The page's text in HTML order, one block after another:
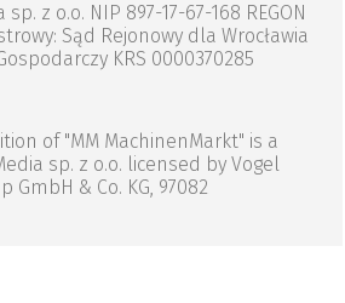
z o.o. NIP 897-17-67-168 REGON
Sąd Rejonowy dla Wrocławia
KRS 0000370285
of "MM MachinenMarkt" is a
sp. z o.o. licensed by Vogel
& Co. KG, 97082